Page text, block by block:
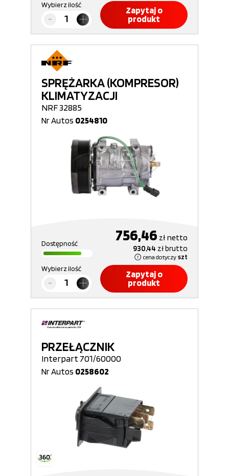
Wybierz ilość
Zapytaj o
produkt
SPRĘŻARKA (KOMPRESOR)
KLIMATYZACJI
NRF 32885
Nr Autos 0254810
Dostępność 756,46 złnetto
930,44 złbrutto
cena dotyczy szt
Wybierz ilość
Zapytaj o
produkt
PRZEŁĄCZNIK
Interpart 701/60000
Nr Autos 0258602